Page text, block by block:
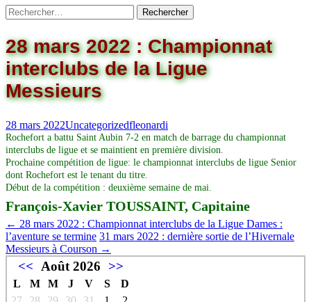
28 mars 2022 : Championnat
interclubs de la Ligue
Messieurs
28 mars 2022Uncategorizedfleonardi
Rochefort a battu Saint Aubin 7-2 en match de barrage du championnat
interclubs de ligue et se maintient en première division.
Prochaine compétition de ligue: le championnat interclubs de ligue Senior
dont Rochefort est le tenant du titre.
Début de la compétition : deuxième semaine de mai.
François-Xavier TOUSSAINT, Capitaine
← 28 mars 2022 : Championnat interclubs de la Ligue Dames :
l’aventure se termine 31 mars 2022 : dernière sortie de l’Hivernale
Messieurs à Courson →
<< Août 2026 >>
L M M J V S
D